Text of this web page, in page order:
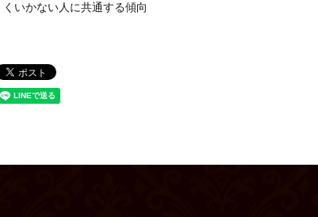
くいかない人に共通する傾向